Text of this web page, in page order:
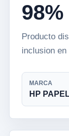
Producto
inclusion
MARCA
HP